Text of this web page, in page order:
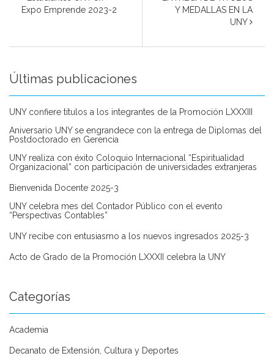
Expo Emprende 2023-2
Y MEDALLAS EN LA
UNY
Últimas publicaciones
UNY confiere títulos a los integrantes de la Promoción LXXXIII
Aniversario UNY se engrandece con la entrega de Diplomas del
Postdoctorado en Gerencia
UNY realiza con éxito Coloquio Internacional “Espiritualidad
Organizacional” con participación de universidades extranjeras
Bienvenida Docente 2025-3
UNY celebra mes del Contador Público con el evento
“Perspectivas Contables”
UNY recibe con entusiasmo a los nuevos ingresados 2025-3
Acto de Grado de la Promoción LXXXII celebra la UNY
Categorías
Academia
Decanato de Extensión, Cultura y Deportes